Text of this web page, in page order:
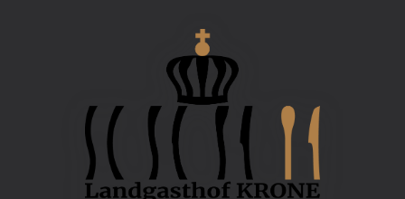
Landgasthof Krone by